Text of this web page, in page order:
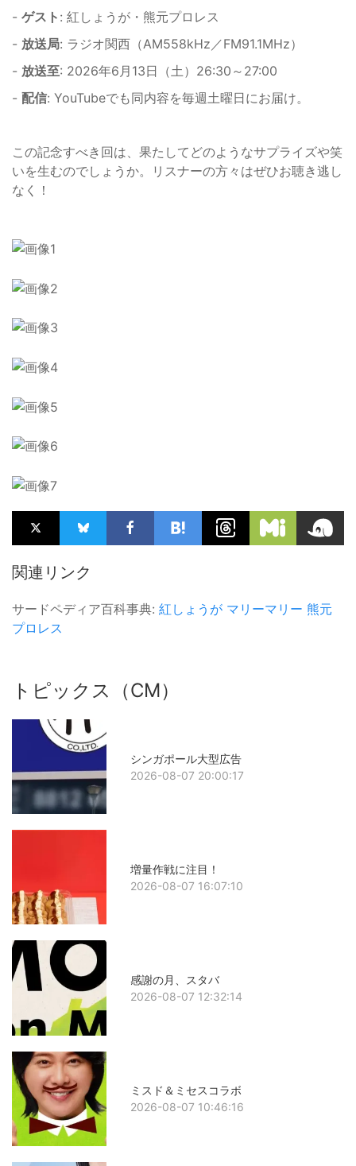
- ゲスト : 紅しょうが・熊元プロレス
- 放送局: ラジオ関西（AM558kHz／FM91.1MHz）
- 放送至: 2026年6月13日（土）26:30～27:00
- 配信: YouTubeでも同内容を毎週土曜日にお届け。
この記念すべき回は、果たしてどのようなサプライズや笑
いを生むのでしょうか。リスナーの方々はぜひお聴き逃し
なく！
関連リンク
サードペディア百科事典: 紅しょうが マリーマリー 熊元
プロレス
トピックス（CM）
シンガポール大型広告
2026-08-07 20:00:17
増量作戦に注目！
2026-08-07 16:07:10
感謝の月、スタバ
2026-08-07 12:32:14
ミスド＆ミセスコラボ
2026-08-07 10:46:16